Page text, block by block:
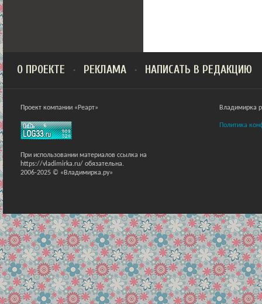
О ПРОЕКТЕ РЕКЛАМА НАПИСАТЬ В РЕДАКЦИЮ
Проект компании «Реарт»
При использовании материалов ссылка на
https://vladimirka.ru/ обязательна.
2006-2025 © «Владимирка.ру»
Владимирка
Политика